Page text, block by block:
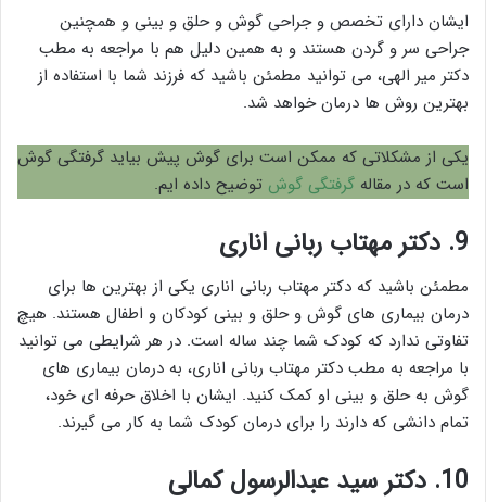
ایشان دارای تخصص و جراحی گوش و حلق و بینی و همچنین
جراحی سر و گردن هستند و به همین دلیل هم با مراجعه به مطب
دکتر میر الهی، می توانید مطمئن باشید که فرزند شما با استفاده از
بهترین روش ها درمان خواهد شد.
یکی از مشکلاتی که ممکن است برای گوش پیش بیاید گرفتگی گوش
است که در مقاله گرفتگی گوش توضیح داده ایم.
9. دکتر مهتاب ربانی اناری
مطمئن باشید که دکتر مهتاب ربانی اناری یکی از بهترین ها برای
درمان بیماری های گوش و حلق و بینی کودکان و اطفال هستند. هیچ
تفاوتی ندارد که کودک شما چند ساله است. در هر شرایطی می توانید
با مراجعه به مطب دکتر مهتاب ربانی اناری، به درمان بیماری های
گوش به حلق و بینی او کمک کنید. ایشان با اخلاق حرفه ای خود،
تمام دانشی که دارند را برای درمان کودک شما به کار می گیرند.
10. دکتر سید عبدالرسول کمالی